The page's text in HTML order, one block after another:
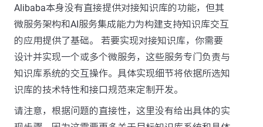
Alibaba本身没有直接提供对接知识库的功能，但其
微服务架构和AI服务集成能力为构建支持知识库交互
的应用提供了基础。 若要实现对接知识库，你需要
设计并实现一个或多个微服务，这些服务专门负责与
知识库系统的交互操作。具体实现细节将依据所选知
识库的技术特性和接口规范来定制开发。
请注意，根据问题的直接性，这里没有给出具体的实